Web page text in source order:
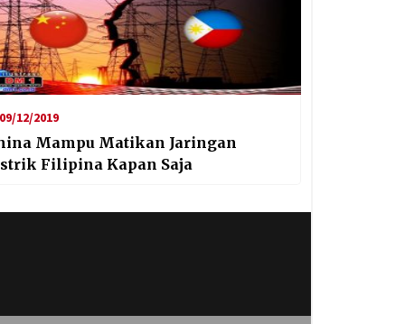
12/2019
Mampu Matikan Jaringan
Filipina Kapan Saja